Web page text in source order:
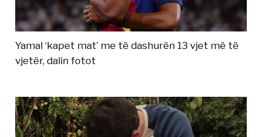
Yamal ‘kapet mat’ me të dashurën 13 vjet më të
vjetër, dalin fotot